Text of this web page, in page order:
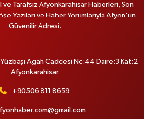
Tarafsız Afyonkarahisar Haberleri, Son
Yazıları ve Haber Yorumlarıyla Afyon'un
Güvenilir Adresi.
Yüzbaşı Agah Caddesi No:44 Daire:3 Kat:2
Afyonkarahisar
+90506 811 8659